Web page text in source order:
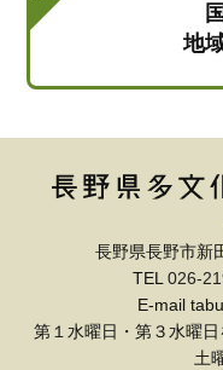
地
長野県長野市新
TEL026-
E-mail
第１水曜日・第３水曜
土